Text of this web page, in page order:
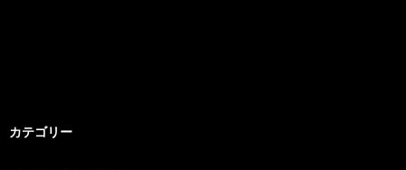
カテゴリー